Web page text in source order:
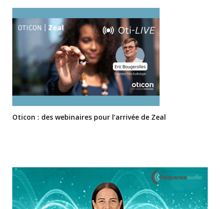
Oticon : des webinaires pour l’arrivée de Zeal